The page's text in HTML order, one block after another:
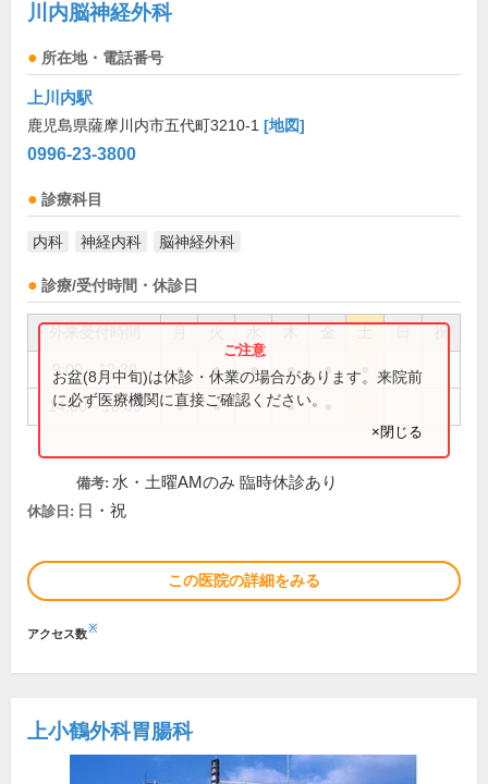
川内脳神経外科
所在地・電話番号
上川内駅
鹿児島県薩摩川内市五代町3210-1 [地図]
0996-23-3800
診療科目
内科 神経内科 脳神経外科
診療/受付時間・休診日
祝
9:00～12:30 ● ● ● ● ●
14:00～18:00 ● ● ●
お盆(8月中旬)は休診・休業の場合があります。来院前
に必ず医療機関に直接ご確認ください。
×閉じる
備考: 水・土曜AMのみ 臨時休診あり
休診日: 日・祝
この医院の詳細をみる
アクセス数※
上小鶴外科胃腸科